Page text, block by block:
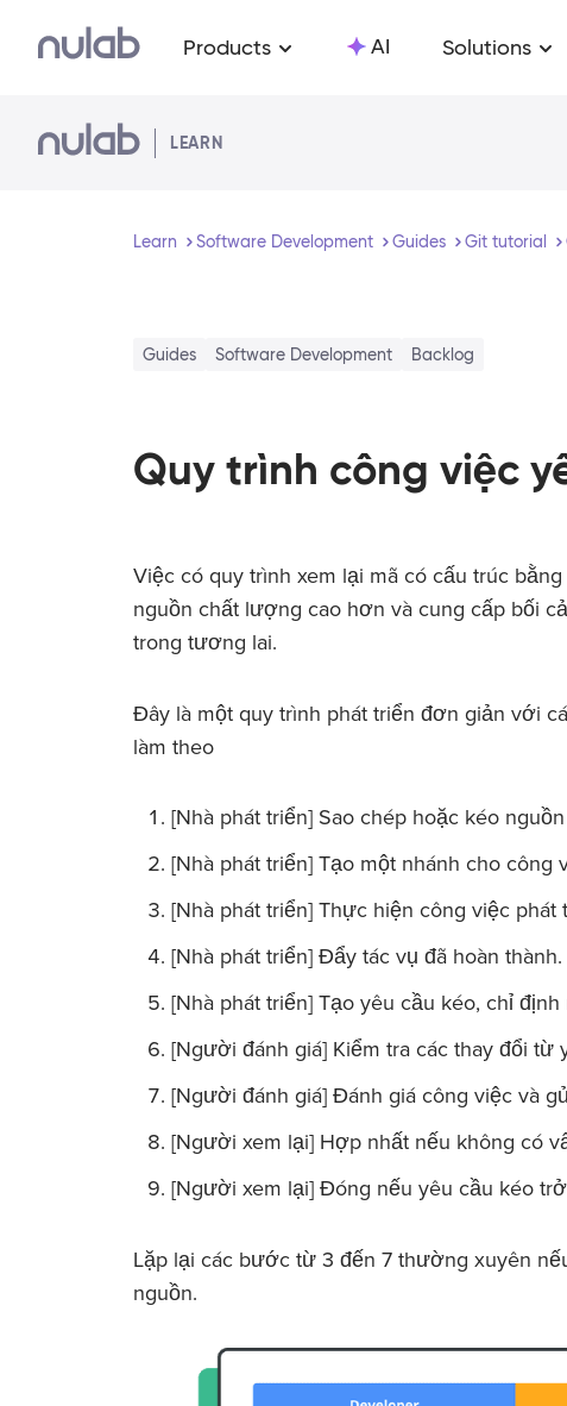
Products AI Solutions
LEARN
Learn Software Development Guides Git tutorial
Guides Software Development Backlog
Quy trình công việc
Việc có quy trình xem lại mã có cấu trúc
nguồn chất lượng cao hơn và cung cấp bối
trong tương lai.
Đây là một quy trình phát triển đơn giản với
làm theo
[Nhà phát triển] Sao chép hoặc kéo
[Nhà phát triển] Tạo một nhánh cho công
[Nhà phát triển] Thực hiện công việc
[Nhà phát triển] Đẩy tác vụ đã hoàn thành.
[Nhà phát triển] Tạo yêu cầu kéo, chỉ
[Người đánh giá] Kiểm tra các thay đổi
[Người đánh giá] Đánh giá công việc và
[Người xem lại] Hợp nhất nếu không có
[Người xem lại] Đóng nếu yêu cầu kéo
Lặp lại các bước từ 3 đến 7 thường xuyên
nguồn.